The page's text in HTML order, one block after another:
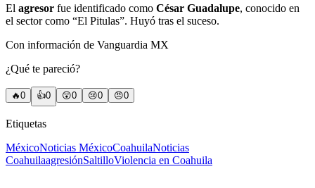
El agresor fue identificado como César Guadalupe, conocido en
el sector como “El Pitulas”. Huyó tras el suceso.
Con información de Vanguardia MX
¿Qué te pareció?
🔥0 👍0 😲0 😢0 😠0
Etiquetas
MéxicoNoticias MéxicoCoahuilaNoticias
CoahuilaagresiónSaltilloViolencia en Coahuila